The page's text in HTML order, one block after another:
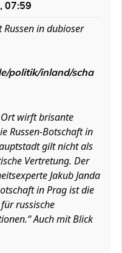
07:59
in dubioser
politik/inland/scha
wirft brisante
Russen-Botschaft in
gilt nicht als
Vertretung. Der
Jakub Janda
in Prag ist die
russische
Auch mit Blick